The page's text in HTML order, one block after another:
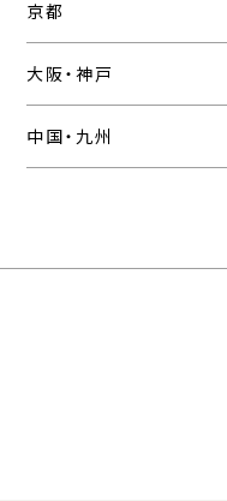
京都
大阪・神戸
中国・九州